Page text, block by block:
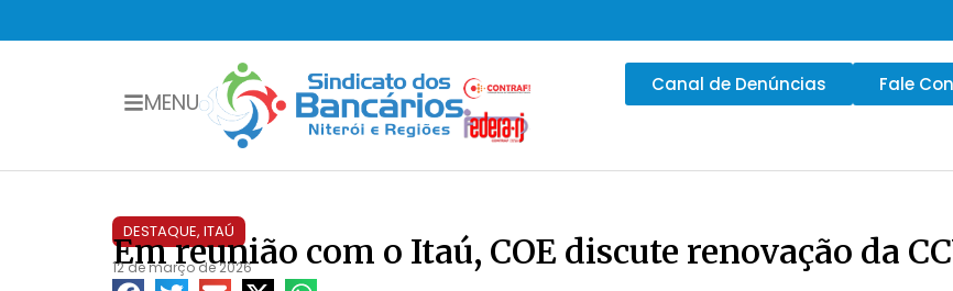
MENU
Canal de Denúncias Fale
DESTAQUE, ITAÚ
Em reunião com o Itaú, COE discute renovação da
12 de março de 2026